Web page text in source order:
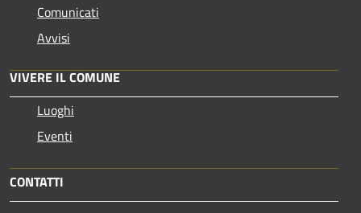
Comunicati
Avvisi
VIVERE IL COMUNE
Luoghi
Eventi
CONTATTI